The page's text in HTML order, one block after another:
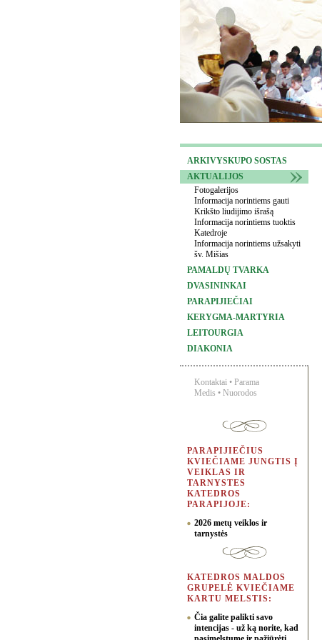
ARKIVYSKUPO SOSTAS
AKTUALIJOS
Fotogalerijos
Informacija norintiems gauti
Krikšto liudijimo išrašą
Informacija norintiems tuoktis
Katedroje
Informacija norintiems užsakyti
šv. Mišias
PAMALDŲ TVARKA
DVASININKAI
PARAPIJIEČIAI
KERYGMA-MARTYRIA
LEITOURGIA
DIAKONIA
Kontaktai • Parama
Medis • Nuorodos
PARAPIJIEČIUS
KVIEČIAME JUNGTIS Į
VEIKLAS IR
TARNYSTES
KATEDROS
PARAPIJOJE:
2026 metų veiklos ir
tarnystės
KATEDROS MALDOS
GRUPELĖ KVIEČIAME
KARTU MELSTIS:
Čia galite palikti savo
intencijas - už ką norite, kad